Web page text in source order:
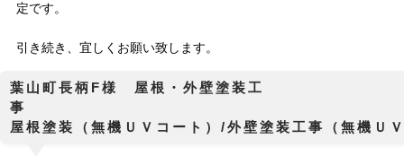
定です。
引き続き、宜しくお願い致します。
葉山町長柄F様 屋根・外壁塗装工
屋根塗装（無機ＵＶコート）/外壁塗装工事（無機Ｕ